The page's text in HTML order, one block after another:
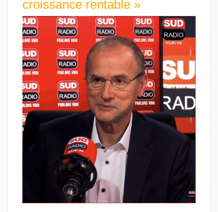
croissance rentable »